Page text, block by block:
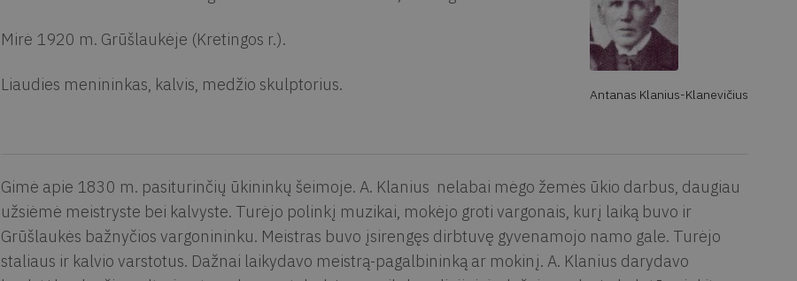
Antanas Klanius-Klanevičius
Mirė 1920 m. Grūšlaukėje (Kretingos r.).
Liaudies menininkas, kalvis, medžio skulptorius.
Gimė apie 1830 m. pasiturinčių ūkininkų šeimoje. A. Klanius nelabai mėgo žemės ūkio darbus, daugiau
užsiėmė meistryste bei kalvyste. Turėjo polinkį muzikai, mokėjo groti vargonais, kurį laiką buvo ir
Grūšlaukės bažnyčios vargonininku. Meistras buvo įsirengęs dirbtuvę gyvenamojo namo gale. Turėjo
staliaus ir kalvio varstotus. Dažnai laikydavo meistrą-pagalbininką ar mokinį. A. Klanius darydavo